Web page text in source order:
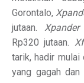
Gorontalo,
jutaan. Xpander
Rp320 jutaan.
tarik, hadir mulai
yang gagah dan